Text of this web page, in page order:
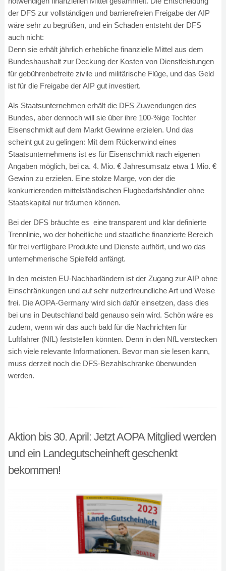
der DFS zur vollständigen und barrierefreien Freigabe der AIP
wäre sehr zu begrüßen, und ein Schaden entsteht der DFS
auch nicht:
Denn sie erhält jährlich erhebliche finanzielle Mittel aus dem
Bundeshaushalt zur Deckung der Kosten von Dienstleistungen
für gebührenbefreite zivile und militärische Flüge, und das Geld
ist für die Freigabe der AIP gut investiert.
Als Staatsunternehmen erhält die DFS Zuwendungen des
Bundes, aber dennoch will sie über ihre 100-%ige Tochter
Eisenschmidt auf dem Markt Gewinne erzielen. Und das
scheint gut zu gelingen: Mit dem Rückenwind eines
Staatsunternehmens ist es für Eisenschmidt nach eigenen
Angaben möglich, bei ca. 4. Mio. € Jahresumsatz etwa 1 Mio. €
Gewinn zu erzielen. Eine stolze Marge, von der die
konkurrierenden mittelständischen Flugbedarfshändler ohne
Staatskapital nur träumen können.
Bei der DFS bräuchte es eine transparent und klar definierte
Trennlinie, wo der hoheitliche und staatliche finanzierte Bereich
für frei verfügbare Produkte und Dienste aufhört, und wo das
unternehmerische Spielfeld anfängt.
In den meisten EU-Nachbarländern ist der Zugang zur AIP ohne
Einschränkungen und auf sehr nutzerfreundliche Art und Weise
frei. Die AOPA-Germany wird sich dafür einsetzen, dass dies
bei uns in Deutschland bald genauso sein wird. Schön wäre es
zudem, wenn wir das auch bald für die Nachrichten für
Luftfahrer (NfL) feststellen könnten. Denn in den NfL verstecken
sich viele relevante Informationen. Bevor man sie lesen kann,
muss derzeit noch die DFS-Bezahlschranke überwunden
werden.
Aktion bis 30. April: Jetzt AOPA Mitglied werden
und ein Landegutscheinheft geschenkt
bekommen!